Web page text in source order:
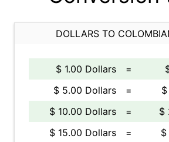
DOLLARS TO
$ 1.00 Dollars =
$ 5.00 Dollars
=
$ 10.00 Dollars
=
$
$ 15.00 Dollars
=
$